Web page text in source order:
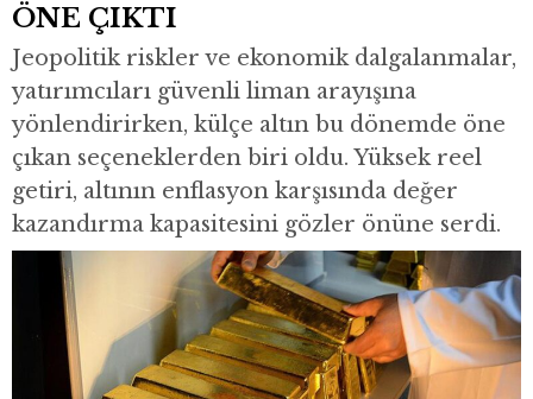
ÖNE ÇIKTI
Jeopolitik riskler ve ekonomik dalgalanmalar,
yatırımcıları güvenli liman arayışına
yönlendirirken, külçe altın bu dönemde öne
çıkan seçeneklerden biri oldu. Yüksek reel
getiri, altının enflasyon karşısında değer
kazandırma kapasitesini gözler önüne serdi.